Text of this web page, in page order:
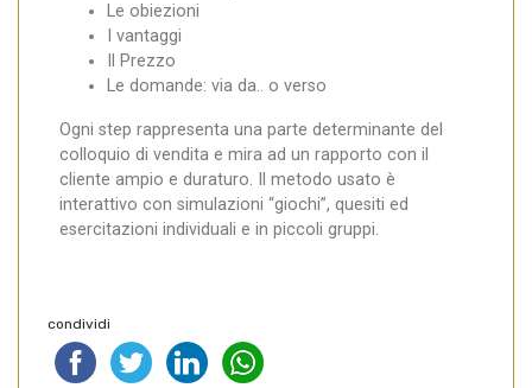
Le obiezioni
I vantaggi
Il Prezzo
Le domande: via da.. o verso
Ogni step rappresenta una parte determinante del
colloquio di vendita e mira ad un rapporto con il
cliente ampio e duraturo. Il metodo usato è
interattivo con simulazioni “giochi”, quesiti ed
esercitazioni individuali e in piccoli gruppi.
condividi